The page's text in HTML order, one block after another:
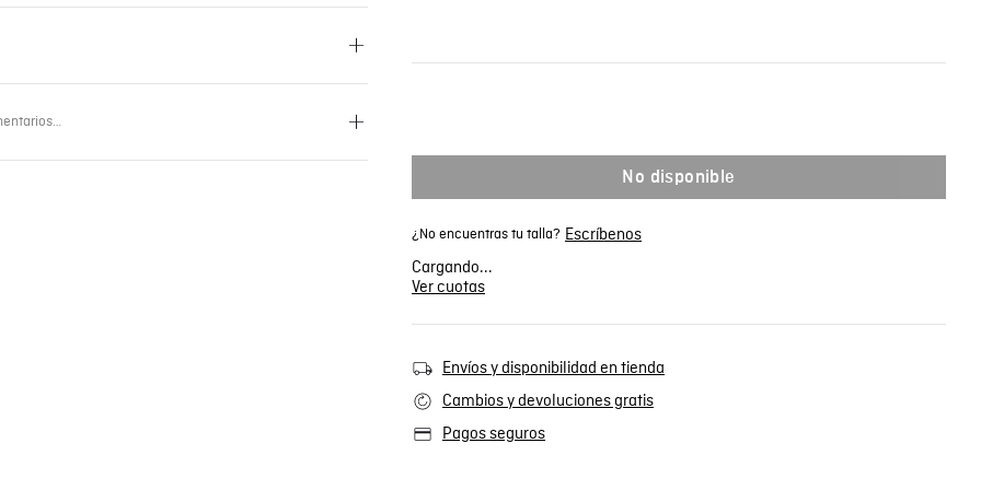
No disponible
¿No encuentras tu talla? Escríbenos
Cargando...
Ver cuotas
Envíos y disponibilidad en tienda
Cambios y devoluciones gratis
Pagos seguros